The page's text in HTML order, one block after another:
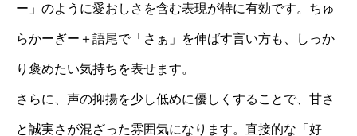
ー」のように愛おしさを含む表現が特に有効です。ちゅ
らかーぎー＋語尾で「さぁ」を伸ばす言い方も、しっか
り褒めたい気持ちを表せます。
さらに、声の抑揚を少し低めに優しくすることで、甘さ
と誠実さが混ざった雰囲気になります。直接的な「好